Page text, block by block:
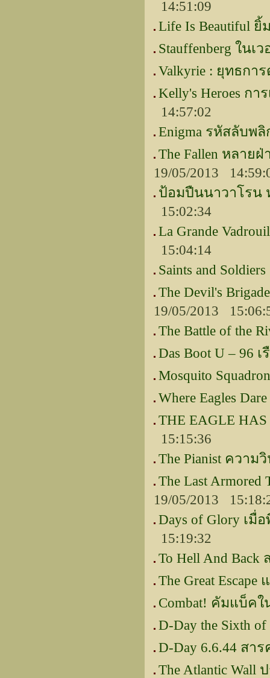
14:51:09
Life Is Beautiful
Stauffenberg ในเ
Valkyrie : ยุทธกา
Kelly's Heroes ก
14:57:02
Enigma รหัสลับพ
The Fallen หลาย
19/05/2013
ป้อมปืนนาวาโรน
15:02:34
La Grande
15:04:14
Saints and
The Devil's
19/05/2013
The Battle of the
Das Boot U – 96
Mosquito
Where Eagles Dare
THE EAGLE
15:15:36
The Pianist ควา
The Last
19/05/2013
Days of Glory เ
15:19:32
To Hell And
The Great
Combat! คัมแบ็ค
D-Day the Sixth
D-Day 6.6.44 สา
The Atlantic Wall